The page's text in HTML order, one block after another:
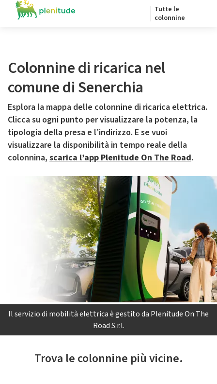
Tutte le
colonnine
Colonnine di ricarica nel
comune di Senerchia
Esplora la mappa delle colonnine di ricarica elettrica.
Clicca su ogni punto per visualizzare la potenza, la
tipologia della presa e l’indirizzo. E se vuoi
visualizzare la disponibilità in tempo reale della
colonnina, scarica l’app Plenitude On The Road.
Il servizio di mobilità elettrica è gestito da Plenitude On The
Road S.r.l.
Trova le colonnine più vicine.